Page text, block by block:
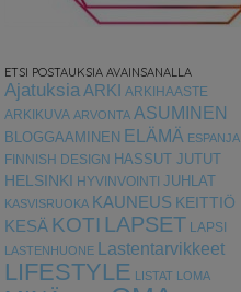
ETSI POSTAUKSIA AVAINSANALLA
AjatuksiaARKI ARKIHAASTE
ARKIKUVA ARVONTA ASUMINEN
BLOGGAAMINEN ELÄMÄ ESPANJA
FINNISH DESIGN HASSUT JUTUT
HELSINKI
HYVINVOINTI JUHLAT
KASVISRUOKA KAUNEUS KEITTIÖ
KESÄ KOTI LAPSET LAPSI
LASTENHUONE Lastentarvikkeet
LIFESTYLE LISTAT LOMA